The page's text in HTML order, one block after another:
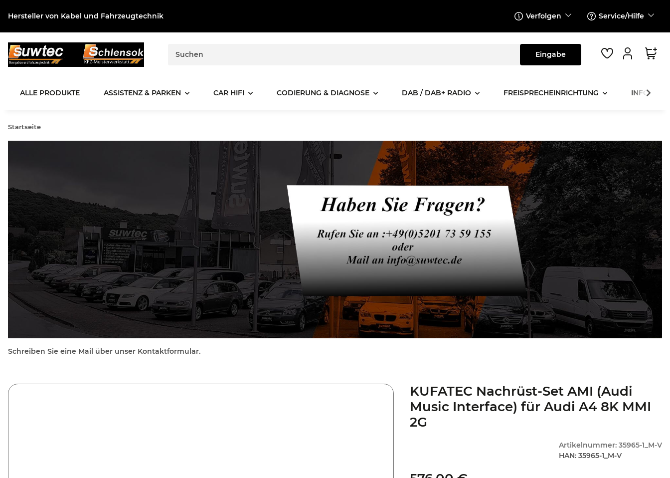
Hersteller von Kabel und Fahrzeugtechnik Verfolgen Service/Hilfe
ALLE PRODUKTE ASSISTENZ & PARKEN CAR HIFI CODIERUNG & DIAGNOSE DAB / DAB+ RADIO FREISPRECHEINRICHTUNG
Startseite
Schreiben Sie eine Mail über unser Kontaktformular.
KUFATEC Nachrüst-Set AMI (Audi
Music Interface) für Audi A4 8K MMI
2G
Artikelnummer: 35965-1_M-V
HAN: 35965-1_M-V